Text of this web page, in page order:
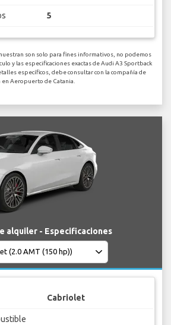
5
son solo para fines informativos, no podemos
y las especificaciones exactas de Audi A3 Sportback
específicos, debe consultar con la compañía de
Aeropuerto de Catania.
alquiler - Especificaciones
Cabriolet